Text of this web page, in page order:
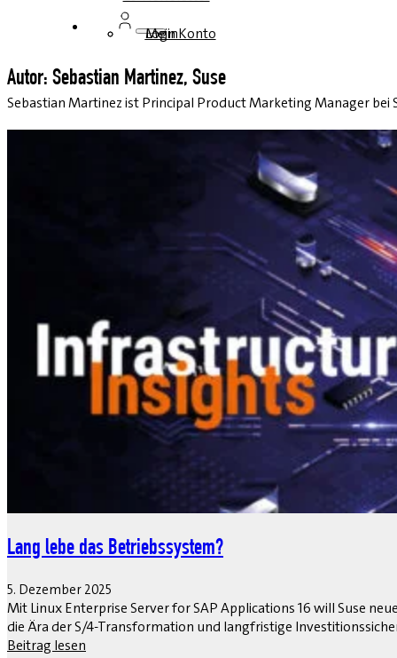
Login
Mein Konto
Autor: Sebastian Martinez, Suse
Sebastian Martinez ist Principal Product Marketing Manager bei
Lang lebe das Betriebssystem?
5. Dezember 2025
Mit Linux Enterprise Server for SAP Applications 16 will Suse
die Ära der S/4-Transformation und langfristige
Beitrag lesen